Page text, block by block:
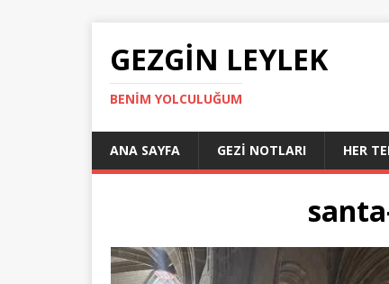
GEZGIN LEYLEK
BENIM YOLCULUĞUM
ANA SAYFA GEZI NOTLARI HER